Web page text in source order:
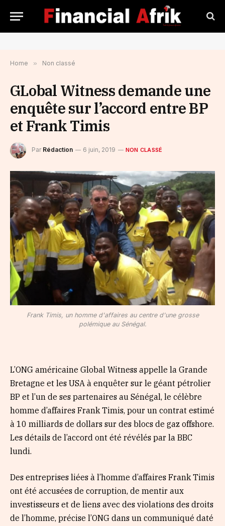
Home » Non classé
GLobal Witness demande une
enquête sur l’accord entre BP
et Frank Timis
Par Rédaction 6 juin, 2019 NON CLASSÉ
Frank Timis, un homme d'affaires au centre d'une grosse
polémique au Sénégal.
L’ONG américaine Global Witness appelle la Grande
Bretagne et les USA à enquêter sur le géant pétrolier
BP et l’un de ses partenaires au Sénégal, le célèbre
homme d’affaires Frank Timis, pour un contrat estimé
à 10 milliards de dollars sur des blocs de gaz offshore.
Les détails de l’accord ont été révélés par la BBC
lundi.
Des entreprises liées à l’homme d’affaires Frank Timis
ont été accusées de corruption, de mentir aux
investisseurs et de liens avec des violations des droits
de l’homme, précise l’ONG dans un communiqué daté